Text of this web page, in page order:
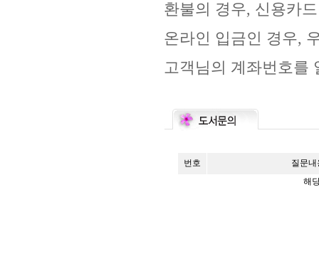
환불의 경우, 신용카
온라인 입금인 경우,
고객님의 계좌번호를